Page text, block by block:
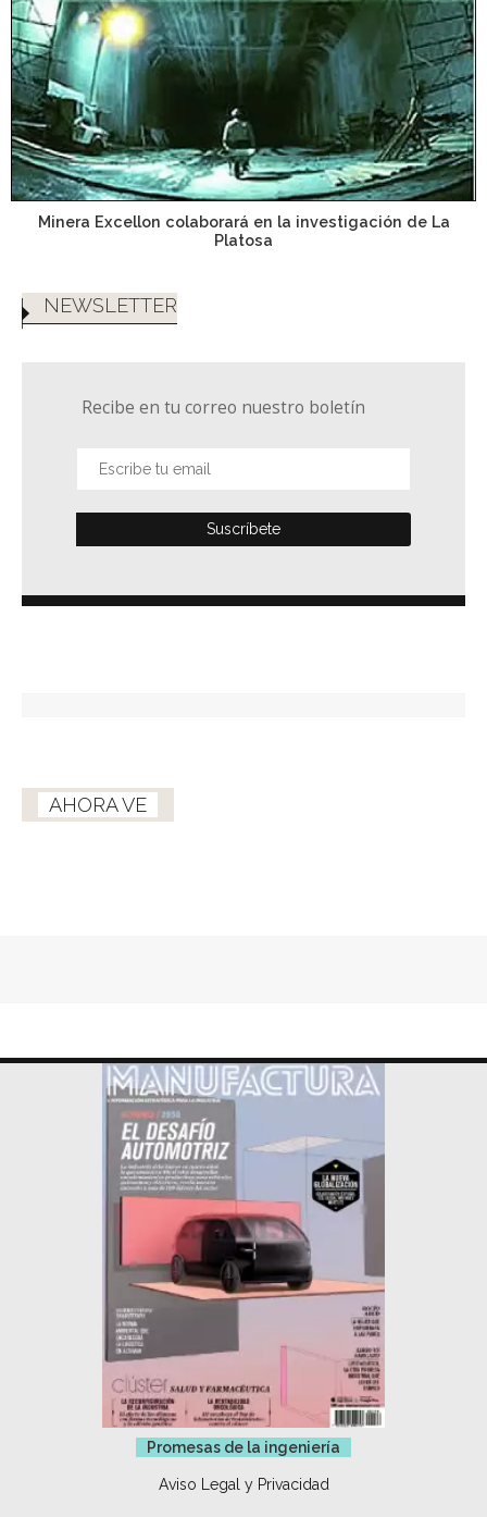
Minera Excellon colaborará en la investigación de La
Platosa
NEWSLETTER
Recibe en tu correo nuestro boletín
AHORA VE
Promesas de la ingeniería
Aviso Legal y Privacidad